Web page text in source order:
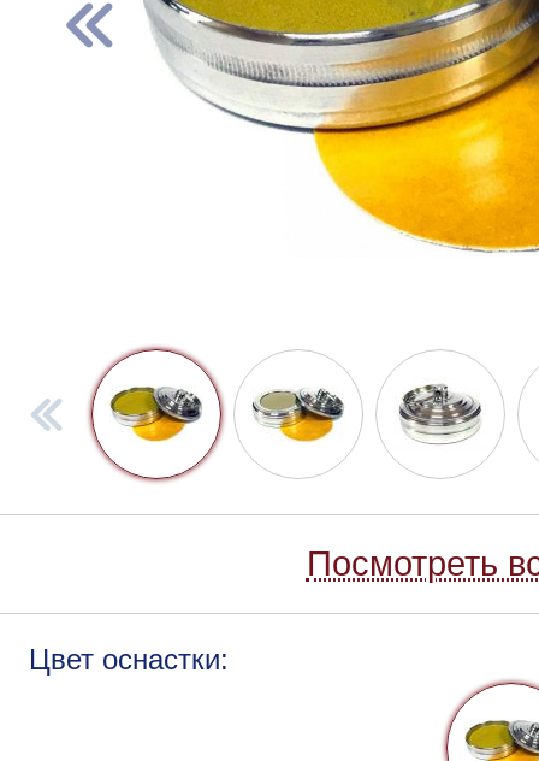
Посмотреть
Цвет оснастки: